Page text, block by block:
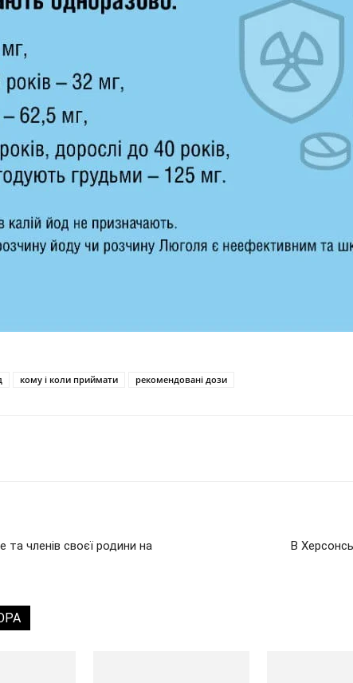
кому і коли приймати рекомендовані дози
та членів своєї родини на
В